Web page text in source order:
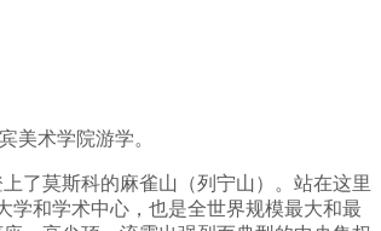
美术学院游学。
了莫斯科的麻雀山（列宁山）。站在这里
学和学术中心，也是全世界规模最大和最